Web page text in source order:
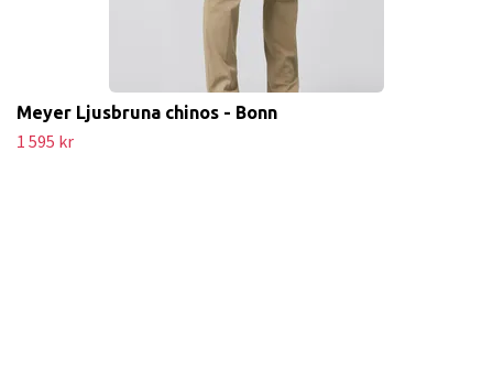
Meyer Ljusbruna chinos - Bonn
1 595 kr